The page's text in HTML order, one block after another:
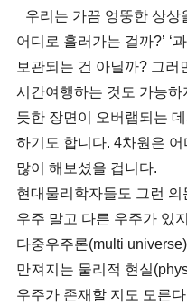
우리는 가끔 엉뚱한 상상
어디로 흘러가는 걸까?’ ‘
보관되는 건 아닐까? 그러
시간여행하는 것도 가능하
듯한 장면이 오버랩되는
하기도 합니다. 4차원은
많이 해보셨을 겁니다.
현대물리학자들도 그런
우주 말고 다른 우주가 있
다중우주론(multi
만져지는 물리적 현실
우주가 존재할 지도 모른